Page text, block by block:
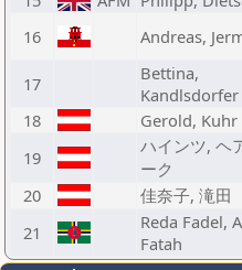
16
Andreas,
17
Bettina,
Kandlsdorfer
18
Gerold, Kuhr
19
ハインツ, ヘ
ーク
20
佳奈子, 滝田
21
Reda Fadel,
Fatah